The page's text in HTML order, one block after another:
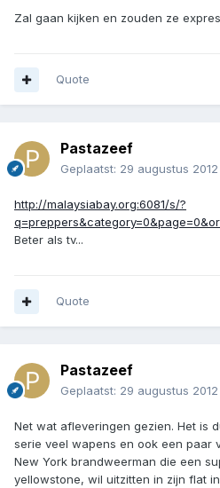
Zal gaan kijken en zouden ze
Quote
Pastazeef
Geplaatst: 29 augustus 2012
http://malaysiabay.org:6081/s/?
Beter als tv...
Quote
Pastazeef
Geplaatst: 29 augustus 2012
Net wat afleveringen gezien. Het is
serie veel wapens en ook een paar
New York brandweerman die een
yellowstone, wil uitzitten in zijn flat